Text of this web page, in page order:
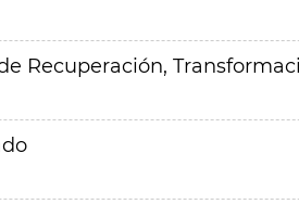
Recuperación,